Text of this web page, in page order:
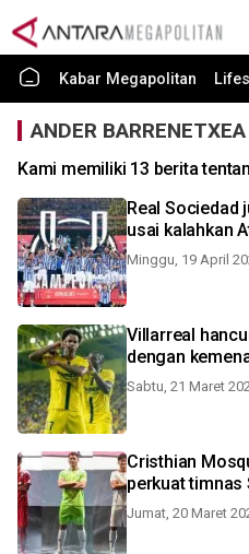
Kabar Megapolitan
ANDER BARRENETXEA
Kami memiliki 13 berita
Real Sociedad
usai kalahkan
Minggu, 19 April
Villarreal
dengan
Sabtu, 21 Maret
Cristhian
perkuat timnas
Jumat, 20 Maret